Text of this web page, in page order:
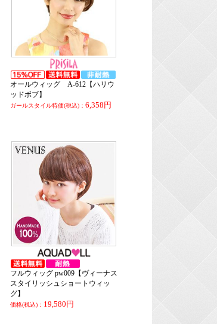
オールウィッグ A-612【ハリウ
ッドボブ】
ガールスタイル特価(税込)： 6,358円
フルウィッグ pw009【ヴィーナス
スタイリッシュショートウィッ
グ】
価格(税込)： 19,580円